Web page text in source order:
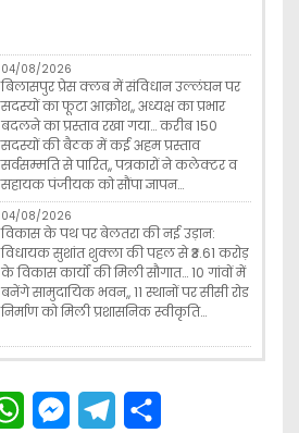
04/08/2026
बिलासपुर प्रेस क्लब में संविधान उल्लंघन पर
सदस्यों का फूटा आक्रोश,, अध्यक्ष का प्रभार
बदलने का प्रस्ताव रखा गया… करीब 150
सदस्यों की बैठक में कई अहम प्रस्ताव
सर्वसम्मति से पारित,, पत्रकारों ने कलेक्टर व
सहायक पंजीयक को सौंपा ज्ञापन…
04/08/2026
विकास के पथ पर बेलतरा की नई उड़ान:
विधायक सुशांत शुक्ला की पहल से ₹3.61 करोड़
के विकास कार्यों की मिली सौगात… 10 गांवों में
बनेंगे सामुदायिक भवन,, 11 स्थानों पर सीसी रोड
निर्माण को मिली प्रशासनिक स्वीकृति…
W
M